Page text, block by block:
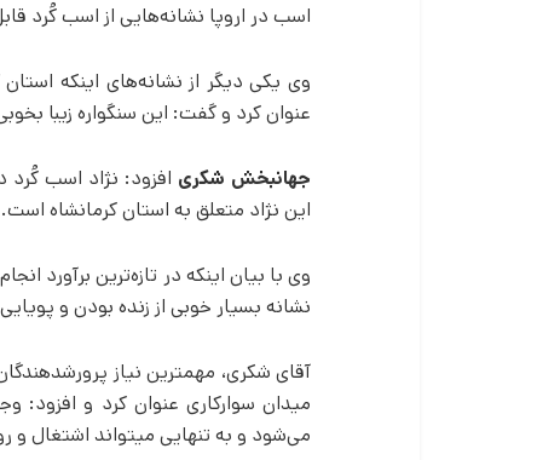
اسب در اروپا نشانه‌هایی از اسب کُرد
وی یکی دیگر از نشانه‌های اینکه
عنوان کرد و گفت: این سنگواره زیبا
جهانبخش شکری افزود: نژاد اسب کُرد
این نژاد متعلق به استان کرمانشاه است.
وی با بیان اینکه در تازه‌ترین
نشانه بسیار خوبی از زنده بودن و
آقای شکری، مهم­ترین نیاز
میدان سوارکاری عنوان کرد و افزود:
می‌شود و به تنهایی می­تواند اشتغال و